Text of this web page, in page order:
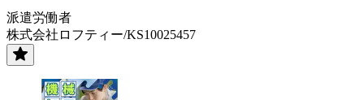
派遣労働者
株式会社ロフティー/KS10025457